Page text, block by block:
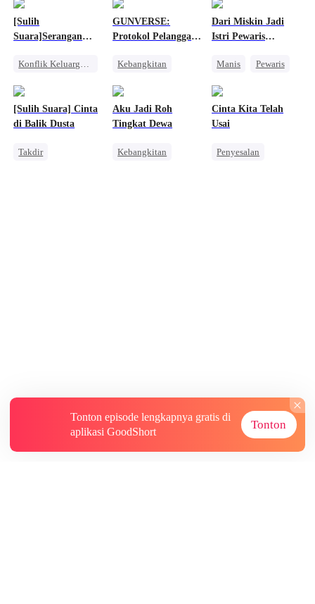
[Sulih
Suara]Serangan
Bunker KiamatKonflik Keluarga dan Negara
GUNVERSE:
Protokol Pelanggar
Kebangkitan
Pahlawan Kembali
Dari Miskin Jadi
Istri Pewaris
Manis
Pewaris
Dewasa Muda
[Sulih Suara] Cinta
di Balik Dusta
Takdir
Aku Jadi Roh
Tingkat Dewa
Kebangkitan
Cinta Kita Telah
Usai
Penyesalan
Tonton episode lengkapnya gratis di
aplikasi GoodShort
Tonton